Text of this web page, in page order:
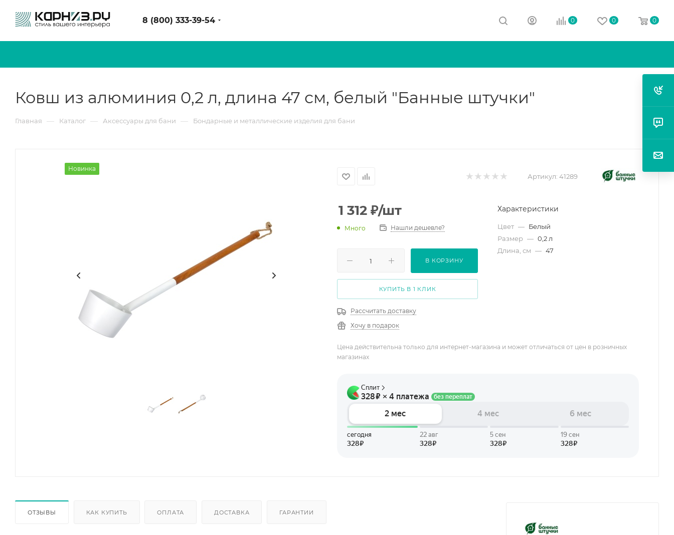
8 (800) 333-39-54 0 0 0
Ковш из алюминия 0,2 л, длина 47 см, белый "Банные штучки"
Главная — Каталог — Аксессуары для бани — Бондарные и металлические изделия для бани
Новинка
Артикул: 41289
1 312 ₽/шт
Много Нашли дешевле?
В КОРЗИНУ
КУПИТЬ В 1 КЛИК
Рассчитать доставку
Хочу в подарок
Характеристики
Цвет — Белый
Размер — 0,2 л
Длина, см — 47
Цена действительна только для интернет-магазина и может отличаться от цен в розничных
магазинах
ОТЗЫВЫ КАК КУПИТЬ ОПЛАТА ДОСТАВКА ГАРАНТИИ